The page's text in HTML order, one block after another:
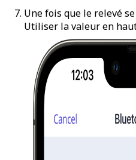
Une fois que le relevé
Utiliser la valeuren